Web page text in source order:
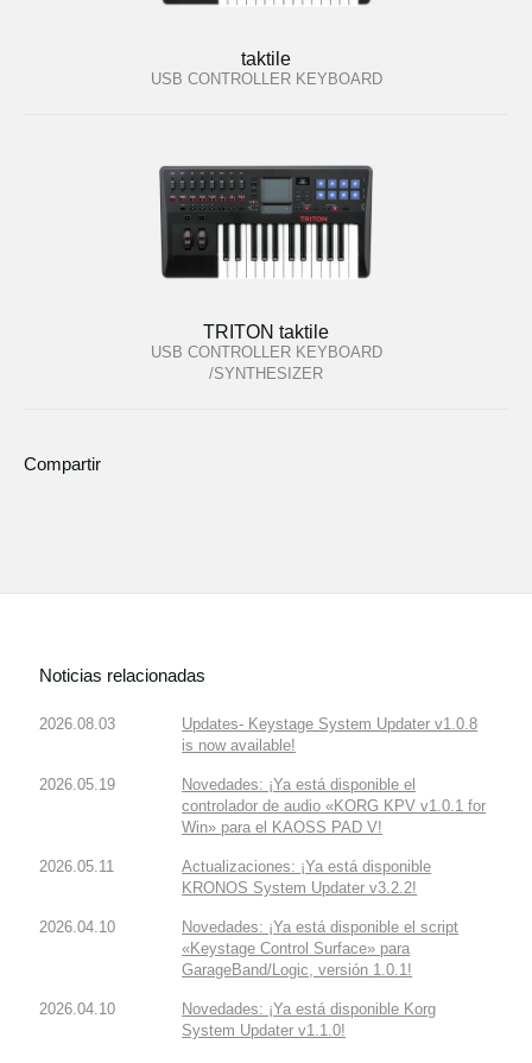
taktile
USB CONTROLLER KEYBOARD
TRITON taktile
USB CONTROLLER KEYBOARD
/SYNTHESIZER
Compartir
Noticias relacionadas
2026.08.03
Updates- Keystage System Updater v1.0.8
is now available!
2026.05.19
Novedades: ¡Ya está disponible el
controlador de audio «KORG KPV v1.0.1 for
Win» para el KAOSS PAD V!
2026.05.11
Actualizaciones: ¡Ya está disponible
KRONOS System Updater v3.2.2!
2026.04.10
Novedades: ¡Ya está disponible el script
«Keystage Control Surface» para
GarageBand/Logic, versión 1.0.1!
2026.04.10
Novedades: ¡Ya está disponible Korg
System Updater v1.1.0!